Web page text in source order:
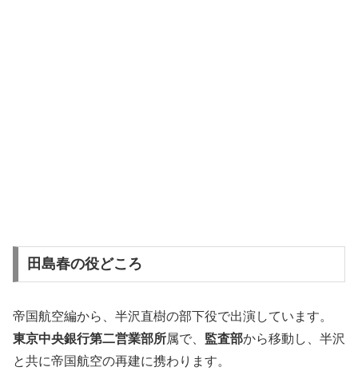
田島春の役どころ
帝国航空編から、半沢直樹の部下役で出演しています。
東京中央銀行第二営業部所属で、 監査部から移動し、半沢
と共に帝国航空の再建に携わります。